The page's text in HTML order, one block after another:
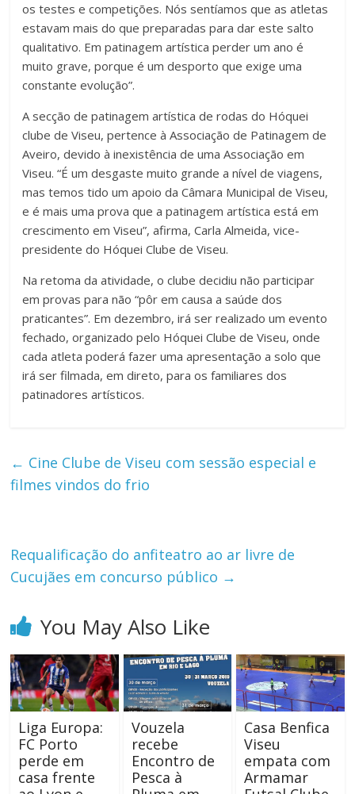
os testes e competições. Nós sentíamos que as atletas
estavam mais do que preparadas para dar este salto
qualitativo. Em patinagem artística perder um ano é
muito grave, porque é um desporto que exige uma
constante evolução”.
A secção de patinagem artística de rodas do Hóquei
clube de Viseu, pertence à Associação de Patinagem de
Aveiro, devido à inexistência de uma Associação em
Viseu. “É um desgaste muito grande a nível de viagens,
mas temos tido um apoio da Câmara Municipal de Viseu,
e é mais uma prova que a patinagem artística está em
crescimento em Viseu”, afirma, Carla Almeida, vice-
presidente do Hóquei Clube de Viseu.
Na retoma da atividade, o clube decidiu não participar
em provas para não “pôr em causa a saúde dos
praticantes”. Em dezembro, irá ser realizado um evento
fechado, organizado pelo Hóquei Clube de Viseu, onde
cada atleta poderá fazer uma apresentação a solo que
irá ser filmada, em direto, para os familiares dos
patinadores artísticos.
← Cine Clube de Viseu com sessão especial e
filmes vindos do frio
Requalificação do anfiteatro ao ar livre de
Cucujães em concurso público →
You May Also Like
Liga Europa:
FC Porto
perde em
casa frente
Vouzela
recebe
Encontro de
Pesca à
Casa Benfica
Viseu
empata com
Armamar